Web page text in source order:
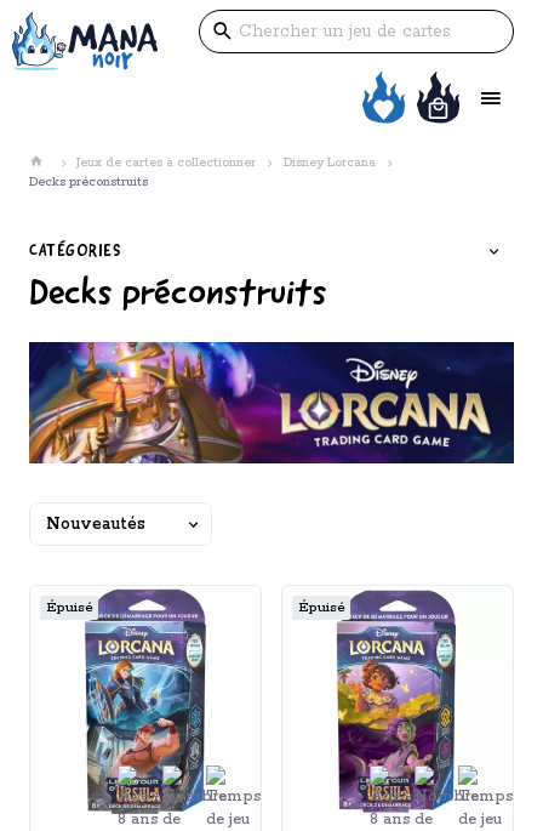
Jeux de cartes à collectionner
Disney Lorcana
Decks préconstruits
CATÉGORIES
Decks préconstruits
Épuisé Épuisé